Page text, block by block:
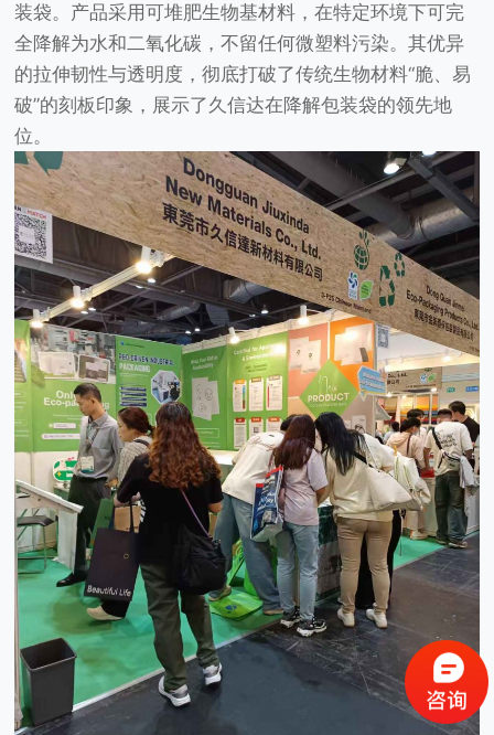
装袋。产品采用可堆肥生物基材料，在特定环境下可完
全降解为水和二氧化碳，不留任何微塑料污染。其优异
的拉伸韧性与透明度，彻底打破了传统生物材料“脆、易
破”的刻板印象，展示了久信达在降解包装袋的领先地
位。